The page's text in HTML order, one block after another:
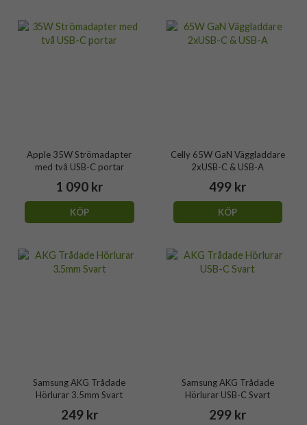
Apple 35W Strömadapter
med två USB-C portar
1 090 kr
KÖP
Celly 65W GaN Väggladdare
2xUSB-C & USB-A
499 kr
KÖP
Samsung AKG Trådade
Hörlurar 3.5mm Svart
249 kr
Samsung AKG Trådade
Hörlurar USB-C Svart
299 kr